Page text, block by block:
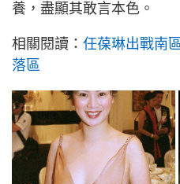
養，盡顯其敢言本色。
相關閱讀： 任葆琳出戰南
落區